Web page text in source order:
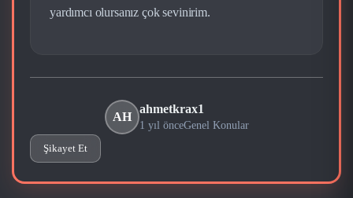
yardımcı olursanız çok sevinirim.
AH
ahmetkrax1
1 yıl önceGenel Konular
Şikayet Et